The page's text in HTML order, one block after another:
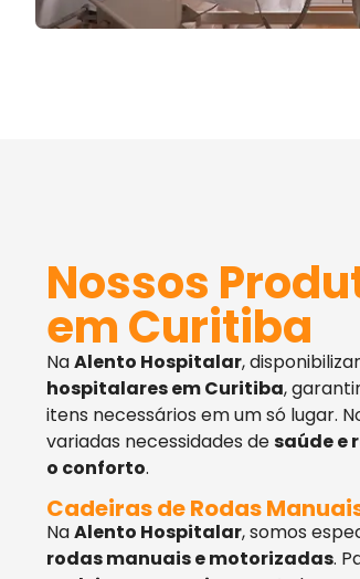
Nossos
em Curitiba
NaAlento Hospitalar,
hospitalares em Curitiba,
itens necessários em um só lugar.
variadas necessidades desaúde e
o conforto.
Cadeiras de Rodas
NaAlento Hospitalar, somos
rodas manuais e motorizadas.